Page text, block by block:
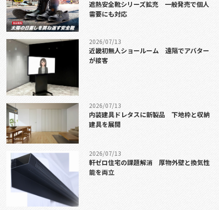
遮熱安全靴シリーズ拡充 一般発売で個人
需要にも対応
2026/07/13
近畿初無人ショールーム 遠隔でアバター
が接客
2026/07/13
内装建具ドレタスに新製品 下地枠と収納
建具を展開
2026/07/13
軒ゼロ住宅の課題解消 厚物外壁と換気性
能を両立